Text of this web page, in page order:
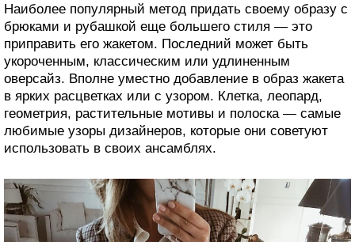
Наиболее популярный метод придать своему образу с
брюками и рубашкой еще большего стиля — это
приправить его жакетом. Последний может быть
укороченным, классическим или удлиненным
оверсайз. Вполне уместно добавление в образ жакета
в ярких расцветках или с узором. Клетка, леопард,
геометрия, растительные мотивы и полоска — самые
любимые узоры дизайнеров, которые они советуют
использовать в своих ансамблях.